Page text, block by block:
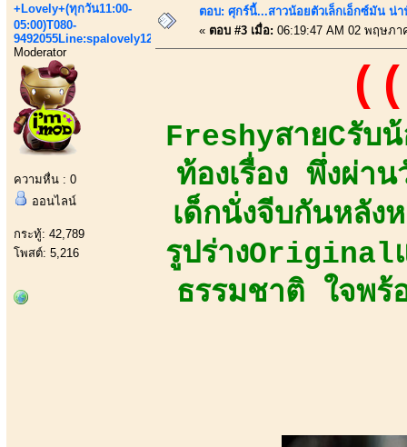
+Lovely+(ทุกวัน11:00-
05:00)T080-
9492055Line:spalovely123
Moderator
ความหื่น : 0
ออนไลน์
กระทู้: 42,789
โพสต์: 5,216
ตอบ: ศุกร์นี้...สาวน้อยตัวเล็กเอ็กซ์มัน น่
« ตอบ #3 เมื่อ: 06:19:47 AM 02 พฤษภา
FreshyสายCรับ
ท้องเรื่อง พึ่งผ่า
เด็กนั่งจีบกันหลัง
รูปร่างOriginal
ธรรมชาติ ใจพร้